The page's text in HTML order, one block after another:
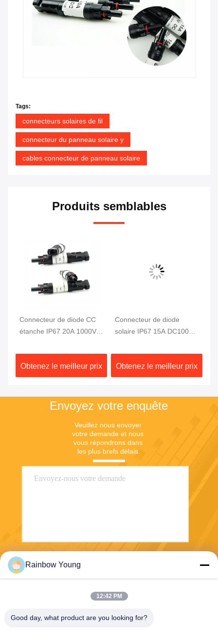
Tags:
connecteurs solaires de fil
connecteur du panneau solaire y
cables connecteur de panneau solaire
Produits semblables
Connecteur de diode CC
étanche IP67 20A 1000V
Obtenez le meilleur prix
Connecteur de diode
solaire IP67 15A DC1000V
Obtenez le meilleur prix
Envoyez votre enquête
Veuillez nous envoyer
votre demande et nous
vous répondrons dans
les plus brefs délais.
Rainbow Young
12:42 PM
Good day, what product are you looking for?